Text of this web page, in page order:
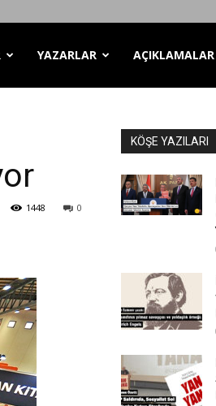
YAZARLAR AÇIKLAMALAR
0
1448
KÖŞE YAZILARI